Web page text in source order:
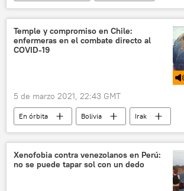
Día Internacional de la Mujer
violencia de género
feminicidios
📝 Reportajes
Temple y compromiso en Chile:
enfermeras en el combate directo al
COVID-19
5 de marzo 2021, 22:43 GMT
En órbita Bolivia
Irak
Chile
Papa Francisco
Organización Mundial de Salud (OMS)
Lucha contra el Estado Islámico
COVID-19
Xenofobia contra venezolanos en Perú:
no se puede tapar sol con un dedo